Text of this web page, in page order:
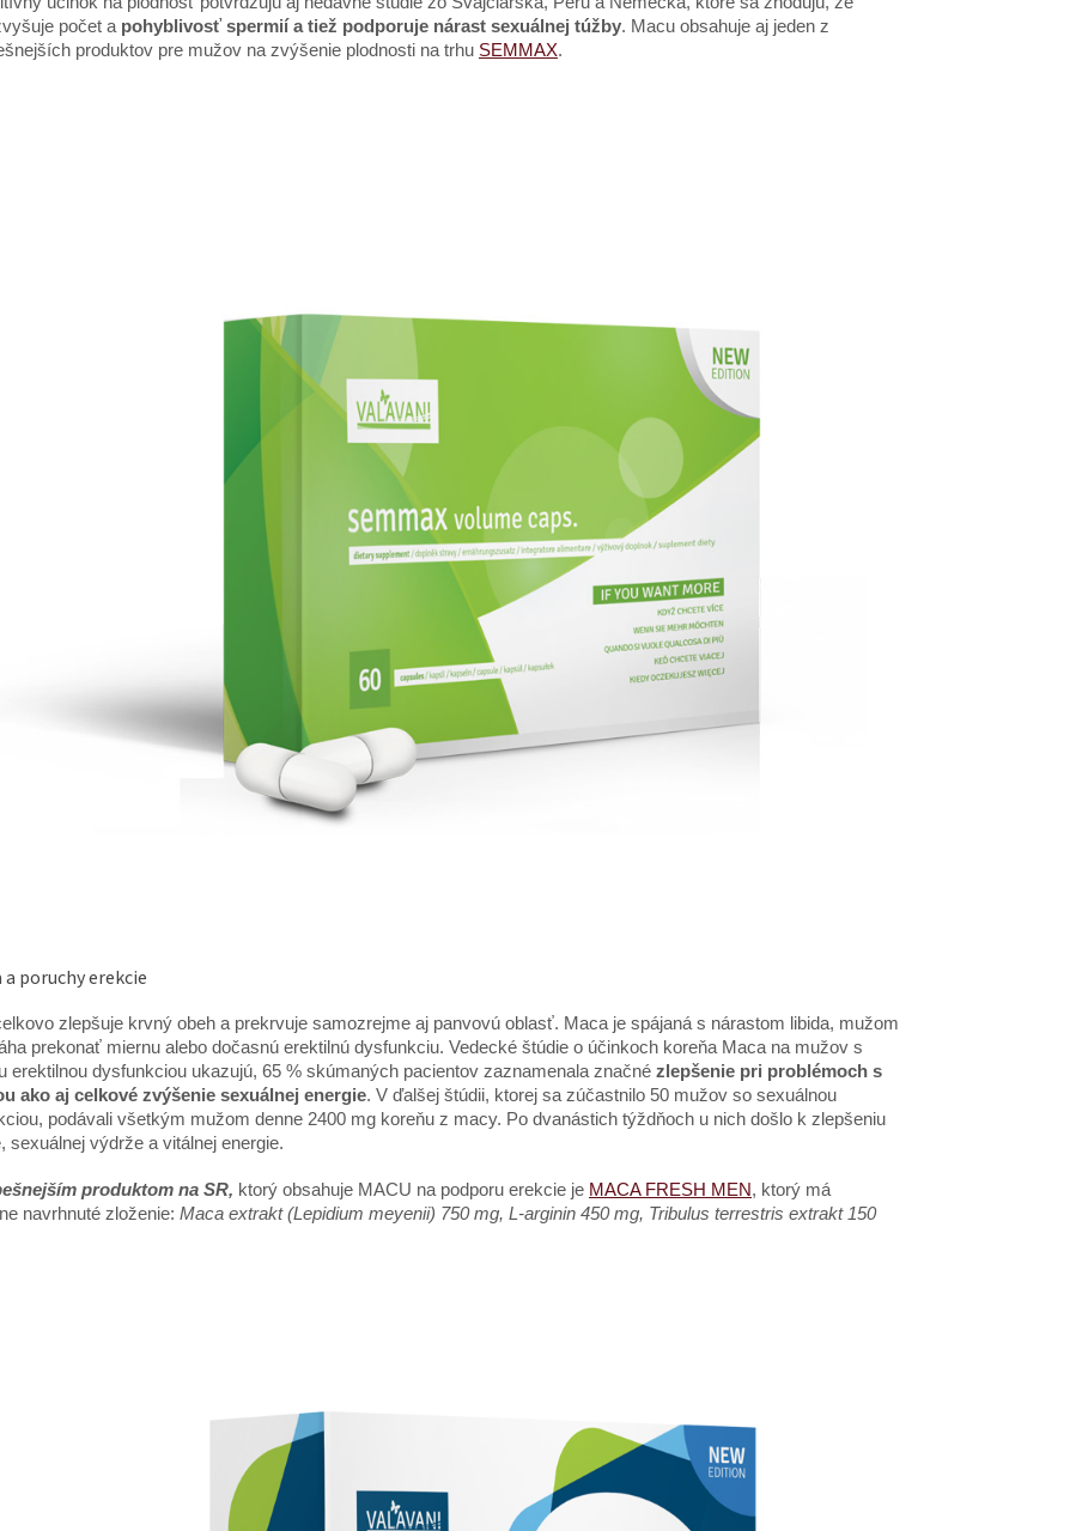
počet a pohyblivosť spermií a tiež podporuje nárast sexuálnej túžby. Macu obsahuje aj jeden z
produktov pre mužov na zvýšenie plodnosti na trhu SEMMAX.
a poruchy erekcie
zlepšuje krvný obeh a prekrvuje samozrejme aj panvovú oblasť. Maca je spájaná s nárastom libida, mužom
prekonať miernu alebo dočasnú erektilnú dysfunkciu. Vedecké štúdie o účinkoch koreňa Maca na mužov s
erektilnou dysfunkciou ukazujú, 65 % skúmaných pacientov zaznamenala značné zlepšenie pri problémoch s
ako aj celkové zvýšenie sexuálnej energie. V ďalšej štúdii, ktorej sa zúčastnilo 50 mužov so sexuálnou
podávali všetkým mužom denne 2400 mg koreňu z macy. Po dvanástich týždňoch u nich došlo k zlepšeniu
sexuálnej výdrže a vitálnej energie.
produktom na SR, ktorý obsahuje MACU na podporu erekcie je MACA FRESH MEN, ktorý má
navrhnuté zloženie: Maca extrakt (Lepidium meyenii) 750 mg, L-arginin 450 mg, Tribulus terrestris extrakt 150